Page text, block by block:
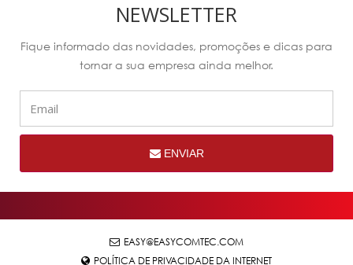
NEWSLETTER
Fique informado das novidades, promoções e dicas para
tornar a sua empresa ainda melhor.
ENVIAR
EASY@EASYCOMTEC.COM
POLÍTICA DE PRIVACIDADE DA INTERNET